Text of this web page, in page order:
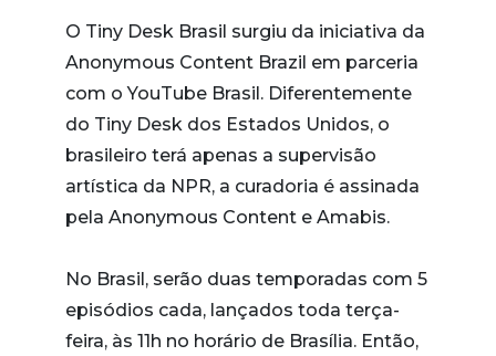
O Tiny Desk Brasil surgiu da iniciativa da
Anonymous Content Brazil em parceria
com o YouTube Brasil. Diferentemente
do Tiny Desk dos Estados Unidos, o
brasileiro terá apenas a supervisão
artística da NPR, a curadoria é assinada
pela Anonymous Content e Amabis.
No Brasil, serão duas temporadas com 5
episódios cada, lançados toda terça-
feira, às 11h no horário de Brasília. Então,